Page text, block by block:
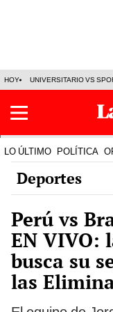
HOY UNIVERSITARIO VS
LO ÚLTIMO POLÍTICA
Deportes
Perú vs
EN VIVO:
busca su
las